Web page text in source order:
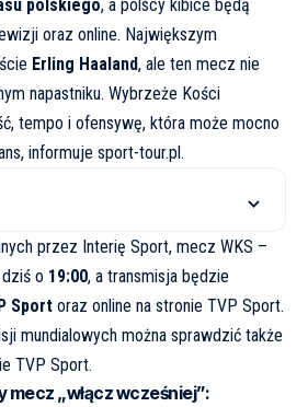
polskiego, a polscy kibice będą
oraz online. Największym
Erling Haaland, ale ten mecz nie
napastniku. Wybrzeże Kości
tempo i ofensywę, która może mocno
informuje sport-tour.pl.
przez Interię Sport, mecz WKS –
o 19:00, a transmisja będzie
Sport oraz online na stronie TVP Sport.
mundialowych można sprawdzić także
TVP Sport.
mecz „włącz wcześniej”: